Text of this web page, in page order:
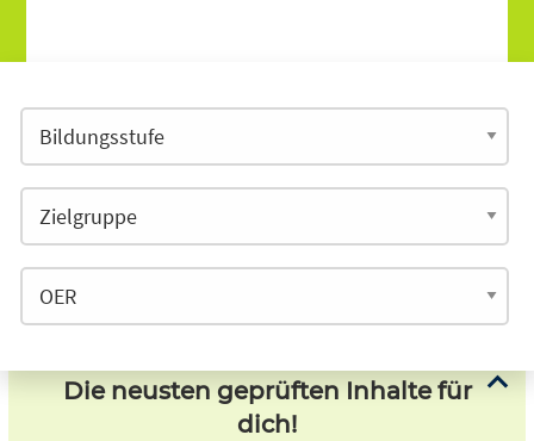
Die neusten geprüften Inhalte für
dich!